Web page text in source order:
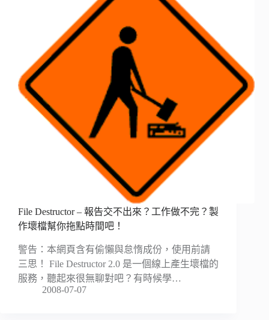
File Destructor – 報告交不出來？工作做不完？製
作壞檔幫你拖點時間吧！
警告：本網頁含有偷懶與怠惰成份，使用前請
三思！ File Destructor 2.0 是一個線上產生壞檔的
服務，聽起來很無聊對吧？有時候學…
2008-07-07